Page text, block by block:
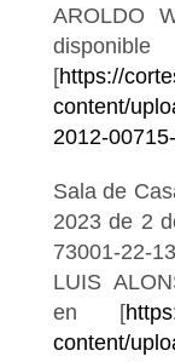
AROLDO
[https://
content/
2012-
Sala de
2023 de 2
73001-22-
LUIS
en [
content/